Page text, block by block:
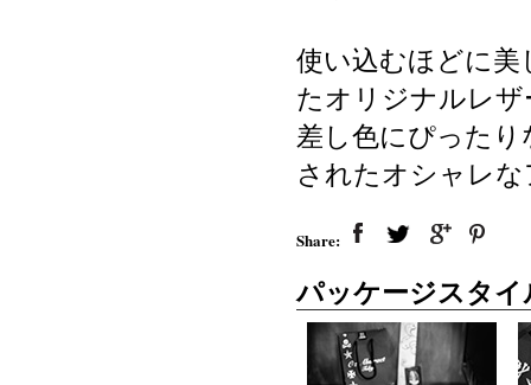
使い込むほどに美
たオリジナルレ
差し色にぴった
されたオシャレ
Share:
パッケージスタ